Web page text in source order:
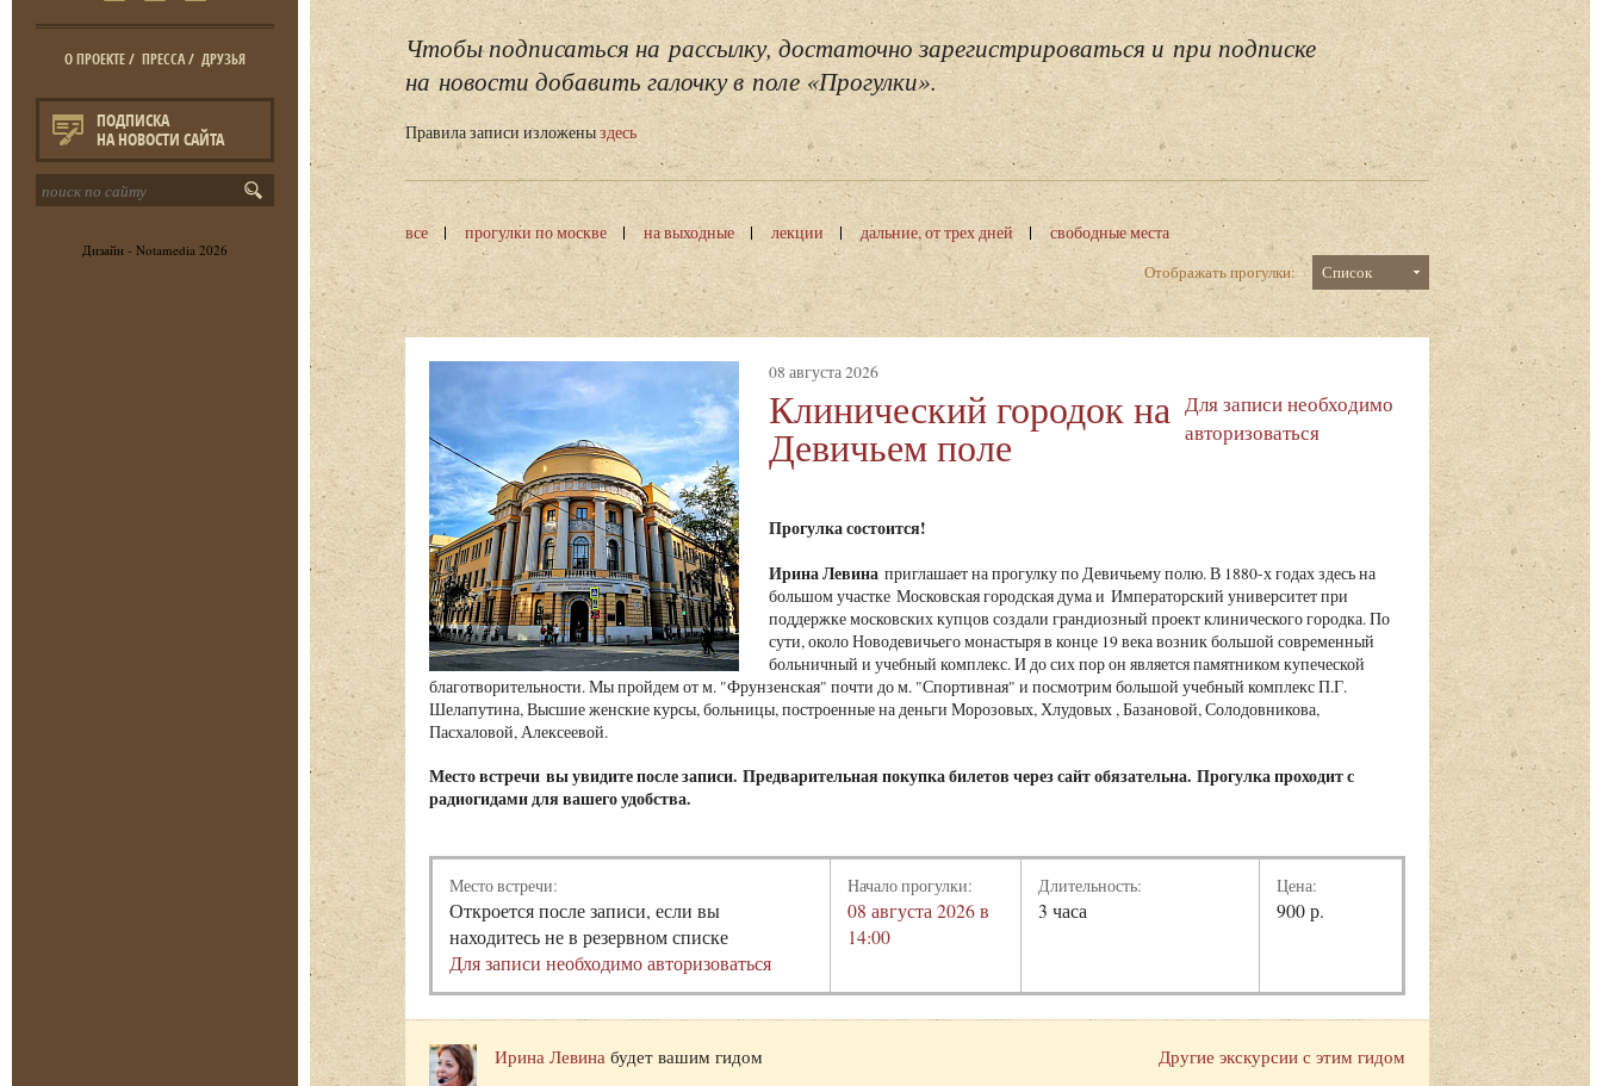
О ПРОЕКТЕ/ ПРЕССА/ ДРУЗЬЯ
ПОДПИСКА
НА НОВОСТИ САЙТА
Дизайн - Notamedia 2026
Чтобы подписаться на рассылку, достаточно зарегистрироваться и при подписке
на новости добавить галочку в поле «Прогулки».
Правила записи изложеныздесь
все прогулки по москве на выходные лекции дальние, от трех дней
свободные места
Отображать прогулки:
Список
08 августа 2026
Клинический городок на
Девичьем поле
Для записи необходимо
авторизоваться
Прогулка состоится!
Ирина Левина приглашает на прогулку по Девичьему полю. В 1880-х годах здесь на
большом участке Московская городская дума и Императорский университет при
поддержке московских купцов создали грандиозный проект клинического городка. По
сути, около Новодевичьего монастыря в конце 19 века возник большой современный
больничный и учебный комплекс. И до сих пор он является памятником купеческой
благотворительности. Мы пройдем от м. "Фрунзенская" почти до м. "Спортивная" и посмотрим большой учебный комплекс П.Г.
Шелапутина, Высшие женские курсы, больницы, построенные на деньги Морозовых, Хлудовых , Базановой, Солодовникова,
Пасхаловой, Алексеевой.
Место встречи вы увидите после записи. Предварительная покупка билетов через сайт обязательна. Прогулка проходит с
радиогидами для вашего удобства.
Место встречи:
Откроется после записи, если вы
находитесь не в резервном списке
Для записи необходимо авторизоваться
Начало прогулки:
08 августа 2026 в
14:00
Длительность:
3 часа
Цена:
900 р.
Другие экскурсии с этим гидом
Ирина Левина будет вашим гидом